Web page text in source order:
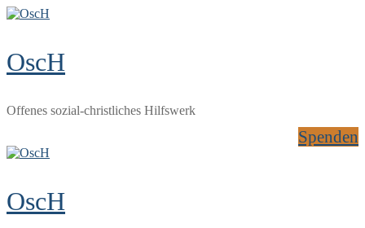
Zum
Menü
Schließen
OscH
Offenes sozial-christliches Hilfswerk
Spenden
OscH